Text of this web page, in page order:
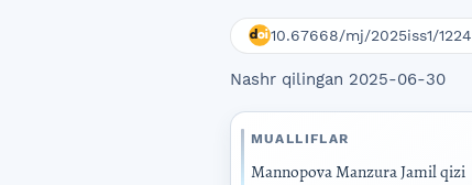
10.67668/mj/2025iss1/1224
Nashr qilingan 2025-06-30
MUALLIFLAR
Mannopova Manzura Jamil qizi